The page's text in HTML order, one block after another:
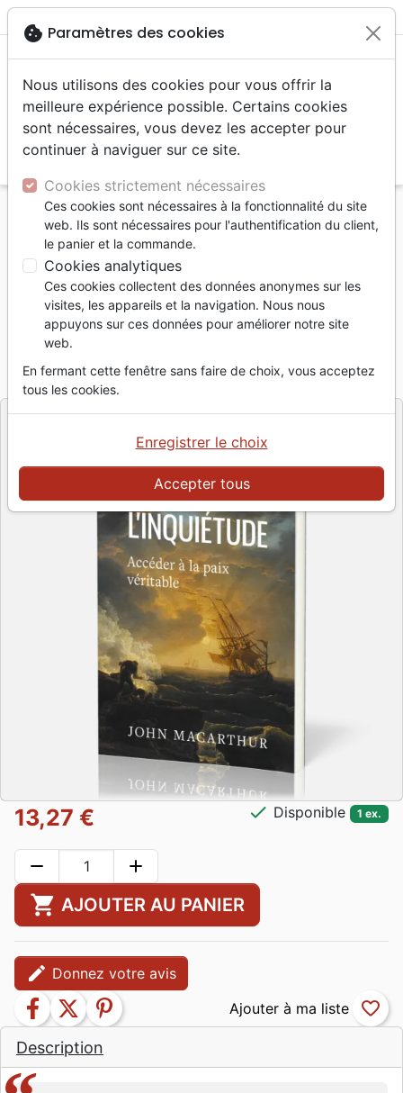
menu
Accueil Livres
Edification
Non à l'inquiétude - Accéder à la paix véritable
Non à l'inquiétude
Accéder à la paix véritable
Auteur :John F. MacArthur
Référence PC2639
9782890826397
EditeurImpact
Description
13,27 € check Disponible 1 ex.
remove add
shopping_cart AJOUTER AU PANIER
edit Donnez votre avis
facebook twitter pinterest favorite_border
cookie Paramètres des cookies
Nous utilisons des cookies pour vous offrir la
meilleure expérience possible. Certains cookies
sont nécessaires, vous devez les accepter pour
continuer à naviguer sur ce site.
Cookies strictement nécessaires
Ces cookies sont nécessaires à la fonctionnalité du site
web. Ils sont nécessaires pour l'authentification du client,
le panier et la commande.
Cookies analytiques
Ces cookies collectent des données anonymes sur les
visites, les appareils et la navigation. Nous nous
appuyons sur ces données pour améliorer notre site
web.
En fermant cette fenêtre sans faire de choix, vous acceptez
tous les cookies.
Accepter tous
Enregistrer le choix